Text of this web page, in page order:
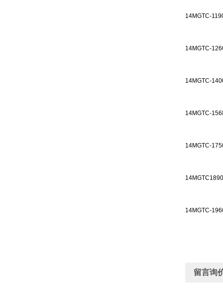
14MGTC-
14MGTC-
14MGTC-
14MGTC-
14MGTC-
14MGTC1890
14MGTC-
留言询